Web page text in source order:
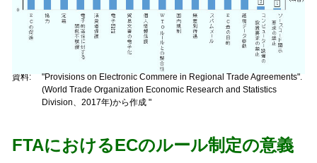
資料:
"Provisions on Electronic Commere in Regional Trade Agreements".
(World Trade Organization Economic Research and Statistics
Division、2017年)から作成 "
FTAにおけるECのルール制定の意義